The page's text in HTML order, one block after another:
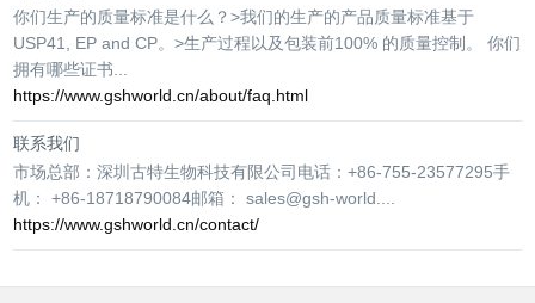
你们生产的质量标准是什么？>我们的生产的产品质量标准基于
USP41, EP and CP。>生产过程以及包装前100% 的质量控制。 你们
拥有哪些证书...
https://www.gshworld.cn/about/faq.html
联系我们
市场总部：深圳古特生物科技有限公司电话：+86-755-23577295手
机： +86-18718790084邮箱： sales@gsh-world....
https://www.gshworld.cn/contact/